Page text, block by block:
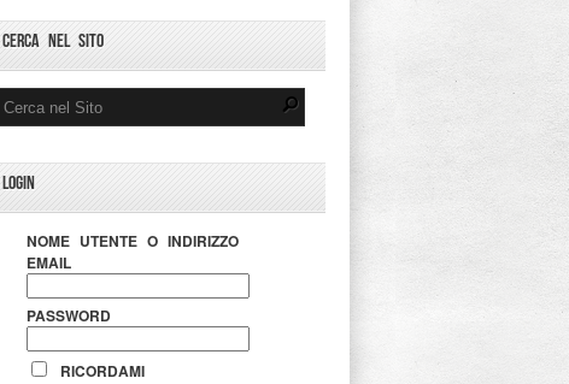
CERCA NEL SITO
LOGIN
NOME UTENTE O INDIRIZZO
EMAIL
PASSWORD
RICORDAMI